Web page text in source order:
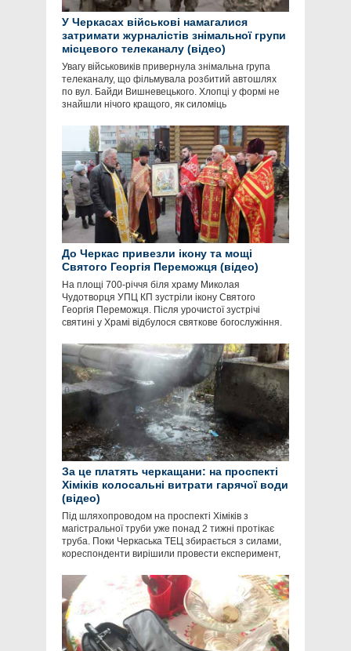
У Черкасах військові намагалися
затримати журналістів знімальної групи
місцевого телеканалу (відео)
Увагу військовиків привернула знімальна група
телеканалу, що фільмувала розбитий автошлях
по вул. Байди Вишневецького. Хлопці у формі не
знайшли нічого кращого, як силоміць
До Черкас привезли ікону та мощі
Святого Георгія Переможця (відео)
На площі 700-річчя біля храму Миколая
Чудотворця УПЦ КП зустріли ікону Святого
Георгія Переможця. Після урочистої зустрічі
святині у Храмі відбулося святкове богослужіння.
За це платять черкащани: на проспекті
Хіміків колосальні витрати гарячої води
(відео)
Під шляхопроводом на проспекті Хіміків з
магістральної труби уже понад 2 тижні протікає
труба. Поки Черкаська ТЕЦ збирається з силами,
кореспонденти вирішили провести експеримент,